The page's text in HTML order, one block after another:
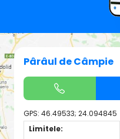
Pârâul de Câmpie
GPS: 46.49533; 24.094845
Limitele: